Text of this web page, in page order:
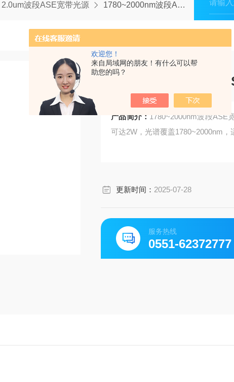
欢迎您！
来自局域网的朋友！有什么可以帮
助您的吗？
2.0um波段ASE宽带光源 1780~2000nm波段ASE宽带光源
1780~2000nm波段
产品简介： 1780~2000nm波段ASE
可达2W，光谱覆盖1780~2000nm，
更新时间： 2025-07-28
服务热线
0551-62372777